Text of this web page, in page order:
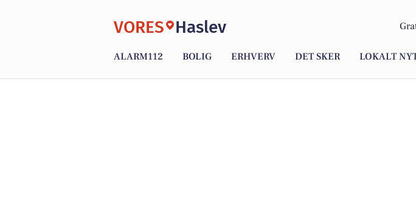
VORES Haslev
ALARM112 BOLIG ERHVERV DET SKER LOKALT